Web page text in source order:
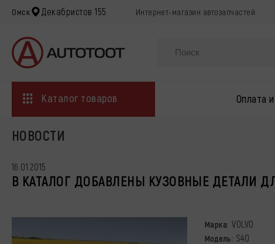
Омск Декабристов 155 Интернет-магазин автозапчастей
Каталог товаров Оплата
НОВОСТИ
16.01.2015
В КАТАЛОГ ДОБАВЛЕНЫ КУЗОВНЫЕ ДЕТАЛИ
Марка: VOLVO
Модель: S40